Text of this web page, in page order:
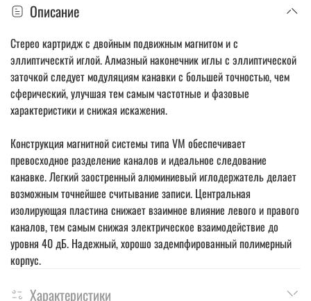
Описание
Стерео картридж с двойным подвижным магнитом и с
эллиптическтй иглой. Алмазный наконечник иглы с эллиптической
заточкой следует модуляциям канавки с большей точностью, чем
сферический, улучшая тем самым частотные и фазовые
характеристики и снижая искажения.
Конструкция магнитной системы типа VM обеспечивает
превосходное разделение каналов и идеальное следование
канавке. Легкий заостренный алюминиевый иглодержатель делает
возможным точнейшее считывание записи. Центральная
изолирующая пластина снижает взаимное влияние левого и правого
каналов, тем самым снижая электрическое взаимодействие до
уровня 40 дБ. Надежный, хорошо задемпфированный полимерный
корпус.
Характеристики